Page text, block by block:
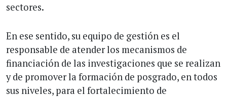
sectores.
En ese sentido, su equipo de gestión es el
responsable de atender los mecanismos de
financiación de las investigaciones que se realizan
y de promover la formación de posgrado, en todos
sus niveles, para el fortalecimiento de